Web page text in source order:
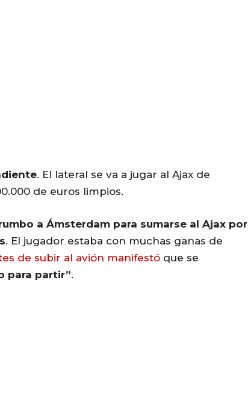
. El lateral se va a jugar al Ajax de
de euros limpios.
a Ámsterdam para sumarse al Ajax por
. El jugador estaba con muchas ganas de
de subir al avión manifestó que se
para partir”.